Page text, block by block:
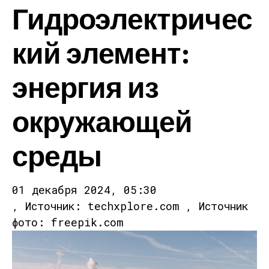
Гидроэлектричес
кий элемент:
энергия из
окружающей
среды
01 декабря 2024, 05:30
, Источник: techxplore.com , Источник
фото: freepik.com